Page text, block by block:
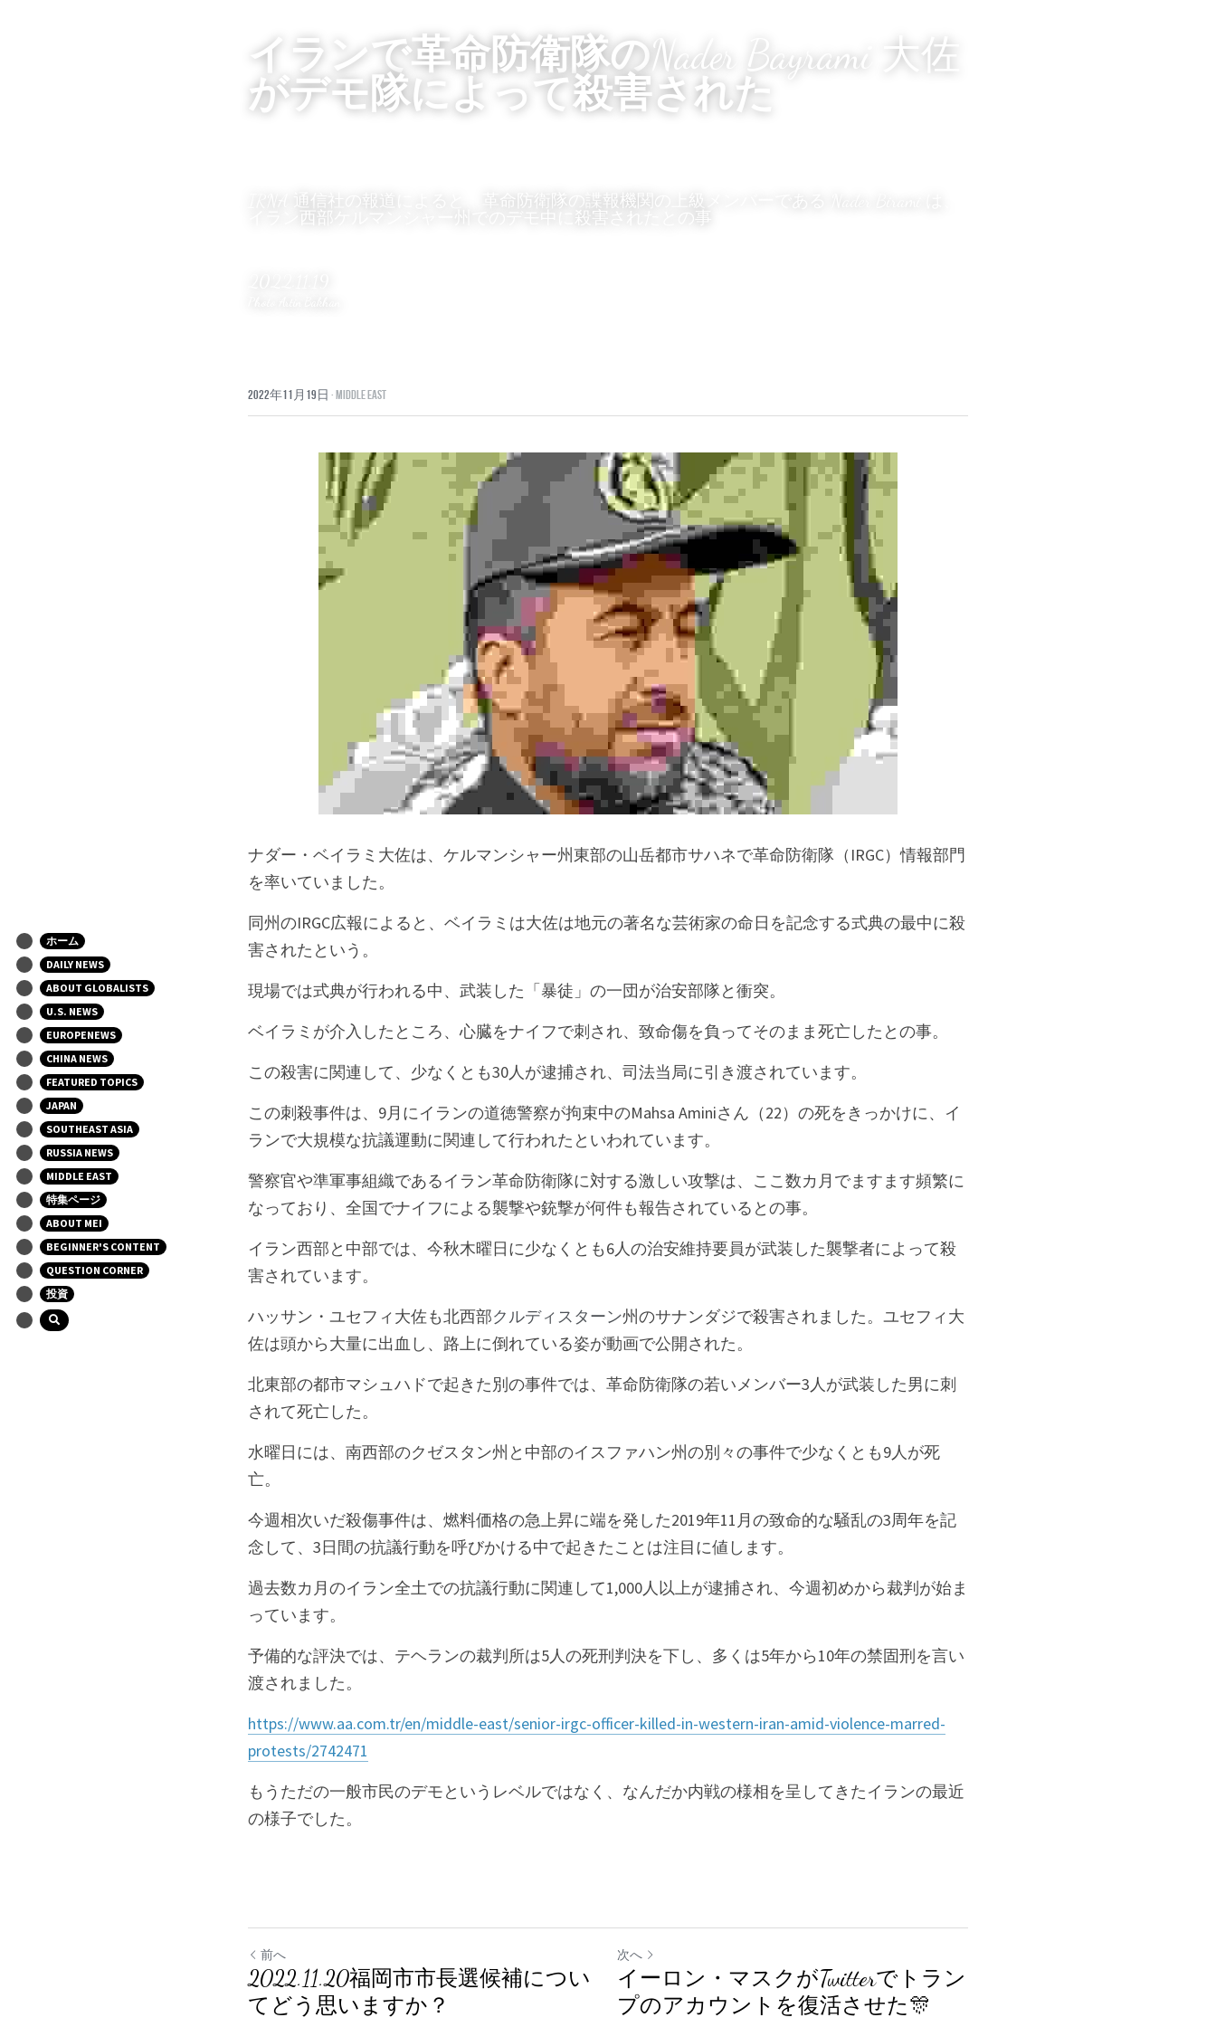
ホーム
DAILY NEWS
ABOUT GLOBALISTS
U.S. NEWS
EUROPENEWS
CHINA NEWS
FEATURED TOPICS
JAPAN
SOUTHEAST ASIA
RUSSIA NEWS
MIDDLE EAST
特集ページ
ABOUT MEI
BEGINNER'S CONTENT
QUESTION CORNER
投資
イランで革命防衛隊のNader Bayrami 大佐
がデモ隊によって殺害された
IRNA 通信社の報道によると、革命防衛隊の諜報機関の上級メンバーである Nader Birami は、
イラン西部ケルマンシャー州
でのデモ中に殺害されたとの事
2022年11月19日 ·Middle East
ナダー・ベイラミ大佐は、ケルマンシャー州東部の山岳都市サハネで革命防衛隊（IRGC）情報部門
を率いていました。
同州のIRGC広報によると、ベイラミは大佐は地元の著名な芸術家の命日を記念する式典の最中に殺
害されたという。
現場では式典が行われる中、武装した「暴徒」の一団が治安部隊と衝突。
ベイラミが介入したところ、心臓をナイフで刺され、致命傷を負ってそのまま死亡したとの事。
この殺害に関連して、少なくとも30人が逮捕され、司法当局に引き渡されています。
この刺殺事件は、9月にイランの道徳警察が拘束中のMahsa Aminiさん（22）の死をきっかけに、イ
ランで大規模な抗議運動に関連して行われたといわれています。
警察官や準軍事組織であるイラン革命防衛隊に対する激しい攻撃は、ここ数カ月でますます頻繁に
なっており、全国でナイフによる襲撃や銃撃が何件も報告されているとの事。
イラン西部と中部では、今秋木曜日に少なくとも6人の治安維持要員が武装した襲撃者によって殺
害されています。
ハッサン・ユセフィ大佐も北西部クルディスターン州のサナンダジで殺害されました。ユセフィ大
佐は頭から大量に出血し、路上に倒れている姿が動画で公開された。
北東部の都市マシュハドで起きた別の事件では、革命防衛隊の若いメンバー3人が武装した男に刺
されて死亡した。
水曜日には、南西部のクゼスタン州と中部のイスファハン州の別々の事件で少なくとも9人が死
亡。
今週相次いだ殺傷事件は、燃料価格の急上昇に端を発した2019年11月の致命的な騒乱の3周年を記
念して、3日間の抗議行動を呼びかける中で起きたことは注目に値します。
過去数カ月のイラン全土での抗議行動に関連して1,000人以上が逮捕され、今週初めから裁判が始ま
っています。
予備的な評決では、テヘランの裁判所は5人の死刑判決を下し、多くは5年から10年の禁固刑を言い
渡されました。
https://www.aa.com.tr/en/middle-east/senior-irgc-officer-killed-in-western-iran-amid-violence-marred-
protests/2742471
もうただの一般市民のデモというレベルではなく、なんだか内戦の様相を呈してきたイランの最近
の様子でした。
前へ
2022.11.20福岡市市長選候補につい
てどう思いますか？
次へ
イーロン・マスクがTwitterでトラン
プのアカウントを復活させた🎊